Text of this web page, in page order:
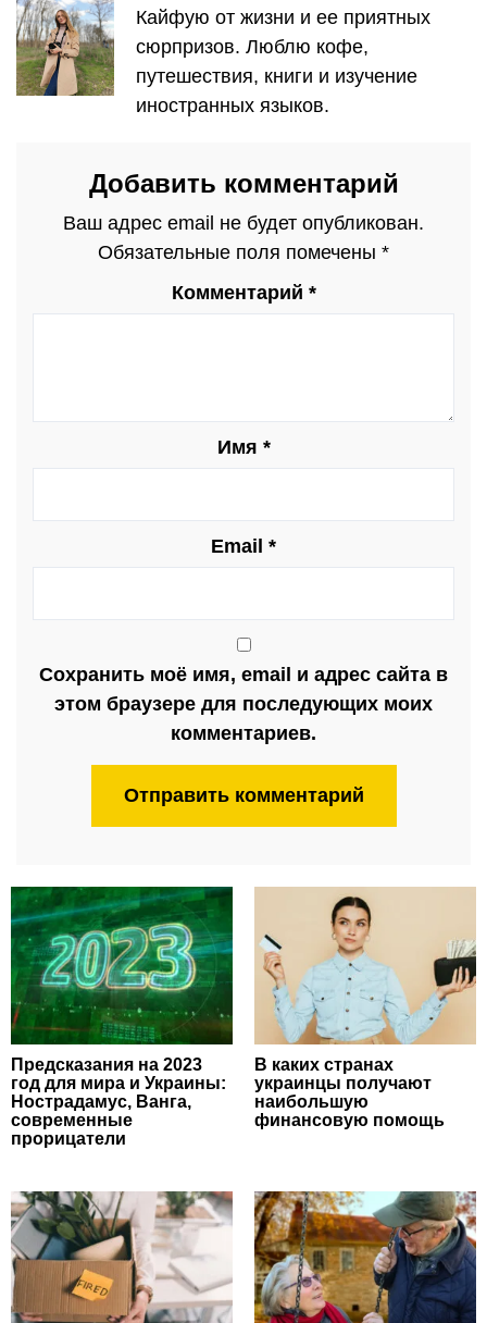
Кайфую от жизни и ее приятных
сюрпризов. Люблю кофе,
путешествия, книги и изучение
иностранных языков.
Добавить комментарий
Ваш адрес email не будет опубликован.
Обязательные поля помечены *
Комментарий *
Имя *
Email *
Сохранить моё имя, email и адрес сайта в
этом браузере для последующих моих
комментариев.
Предсказания на 2023
год для мира и Украины:
Нострадамус, Ванга,
современные
прорицатели
В каких странах
украинцы получают
наибольшую
финансовую помощь